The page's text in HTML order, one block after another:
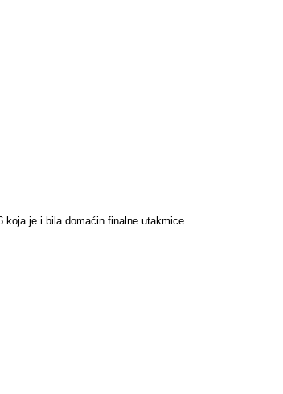
koja je i bila domaćin finalne utakmice.